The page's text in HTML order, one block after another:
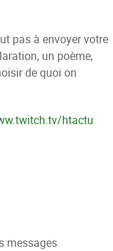
pas à envoyer votre
un poème,
de quoi on
htactu
messages